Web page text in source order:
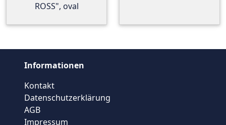
ROSS", oval
Informationen
Kontakt
Datenschutzerklärung
AGB
Impressum